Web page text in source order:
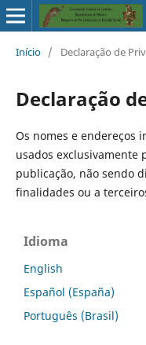
Início / Declaração de
Declaração
Os nomes e endereços
usados exclusivamente
publicação, não sendo
finalidades ou a
Idioma
English
Español (España)
Português (Brasil)